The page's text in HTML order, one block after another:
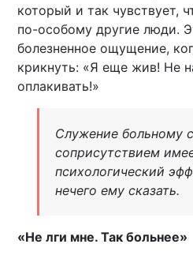
который и так чувствует,
по-особому другие люди.
болезненное ощущение,
крикнуть: «Я еще жив! Не
оплакивать!»
Служение больному
соприсутствием
психологический
нечего ему сказать.
«Не лги мне. Так больнее»